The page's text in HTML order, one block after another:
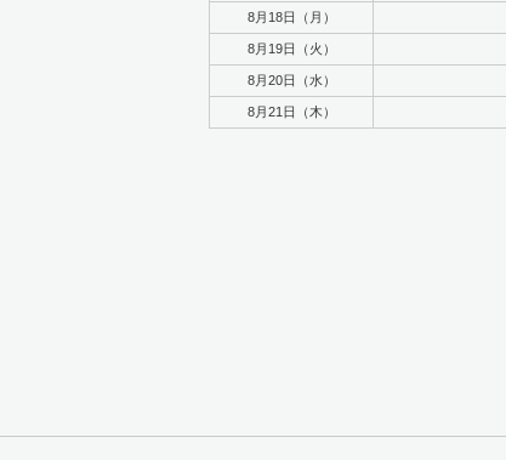
8月18日（月）
8月19日（火）
8月20日（水）
8月21日（木）